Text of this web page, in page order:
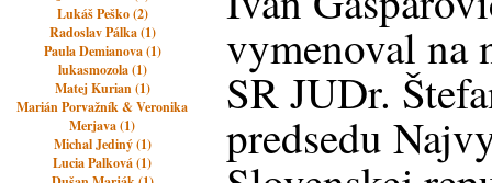
Lukáš Peško (2)
Radoslav Pálka (1)
Paula Demianova (1)
lukasmozola (1)
Matej Kurian (1)
Marián Porvažník & Veronika
Merjava (1)
Michal Jediný (1)
Lucia Palková (1)
vymenoval na
SR JUDr.
predsedu